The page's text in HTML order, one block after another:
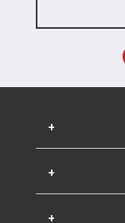
+
+
+